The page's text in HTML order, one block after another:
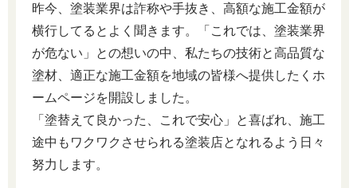
昨今、塗装業界は詐称や手抜き、高額な施工金額が
横行してるとよく聞きます。「これでは、塗装業界
が危ない」との想いの中、私たちの技術と高品質な
塗材、適正な施工金額を地域の皆様へ提供したくホ
ームページを開設しました。
「塗替えて良かった、これで安心」と喜ばれ、施工
途中もワクワクさせられる塗装店となれるよう日々
努力します。